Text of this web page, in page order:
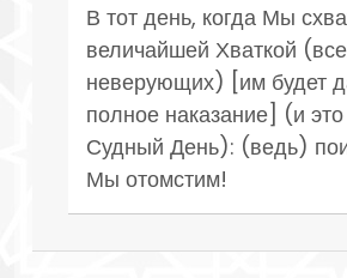
В тот день, когда Мы
величайшей Хваткой
неверующих) [им будет
полное наказание] (и это
Судный День): (ведь)
Мы отомстим!